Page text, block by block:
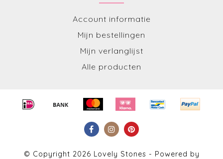
Account informatie
Mijn bestellingen
Mijn verlanglijst
Alle producten
© Copyright 2026 Lovely Stones - Powered by